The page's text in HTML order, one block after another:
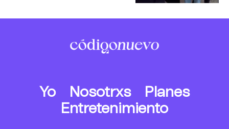
Yo Nosotrxs
Planes
Entretenimiento